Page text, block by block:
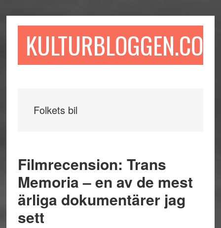
till
till
sidofältet
till
KULTURBLOGGEN.COM
Folkets bil
Filmrecension: Trans
Memoria – en av de mest
ärliga dokumentärer jag
sett